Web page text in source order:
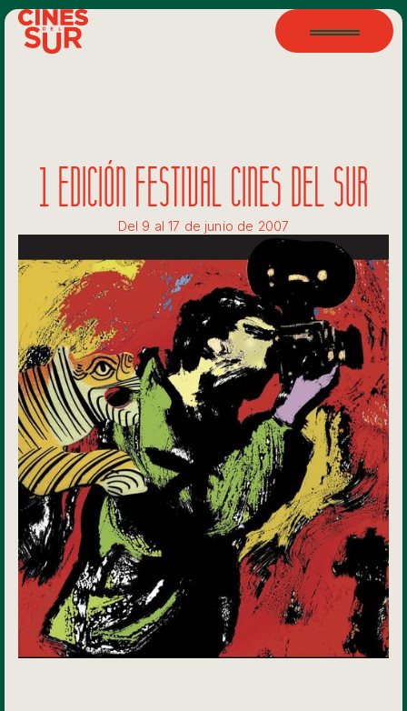
1 EDICIÓN FESTIVAL CINES DEL SUR
Del 9 al 17 de junio de 2007